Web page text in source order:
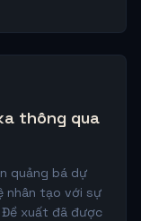
thông qua
​​quảng bá dự
nhân tạo với sự
Đề xuất đã được